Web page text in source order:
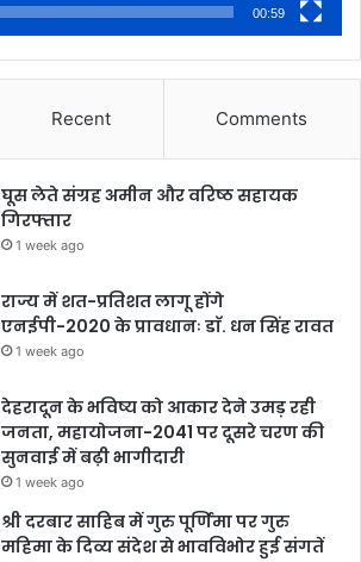
00:59
Recent Comments
घूस लेते संग्रह अमीन और वरिष्ठ सहायक
गिरफ्तार
1 week ago
राज्य में शत-प्रतिशत लागू होंगे
एनईपी-2020 के प्रावधानः डाॅ. धन सिंह रावत
1 week ago
देहरादून के भविष्य को आकार देने उमड़ रही
जनता, महायोजना-2041 पर दूसरे चरण की
सुनवाई में बढ़ी भागीदारी
1 week ago
श्री दरबार साहिब में गुरु पूर्णिमा पर गुरु
महिमा के दिव्य संदेश से भावविभोर हुई संगतें